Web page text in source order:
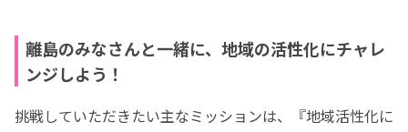
離島のみなさんと一緒に、地域の活性化にチャレ
ンジしよう！
挑戦していただきたい主なミッションは、『地域活性化に